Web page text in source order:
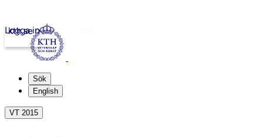
kth.se
Logga in
Sök
English
VT 2015